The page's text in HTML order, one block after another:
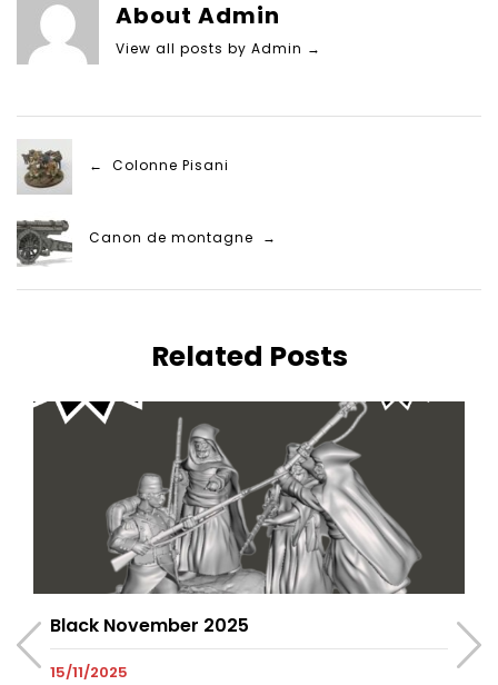
About Admin
View all posts by Admin →
← Colonne Pisani
Canon de montagne →
Related Posts
Black November 2025
15/11/2025